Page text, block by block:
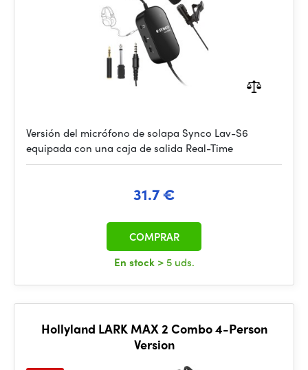
Versión del micrófono de solapa Synco Lav-S6
equipada con una caja de salida Real-Time
31.7 €
En stock > 5 uds.
COMPRAR
Hollyland LARK MAX 2 Combo 4-Person
Version